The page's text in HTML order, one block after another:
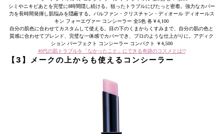
シミやニキビあとを完璧に8時間隠し続ける。狙ったトラブルにぴたっと密着。強力なカバー
力を長時間発揮し肌悩みを隠蔽する。パルファン・クリスチャン・ディオール ディオールス
キン フォーエヴァー コンシーラー 全5色 各￥4,100
自分の肌色に合わせてカスタムして使える。目の下のくまからくすみまで、自分の肌の色と
質感に合わせてブレンド、完璧な一体感でカバーでき、プロのような仕上がりに。アディク
ション パーフェクト コンシーラー コンパクト ￥4,500
40代の肌トラブルを「なかったこと」にできる奇跡のコスメとは!?
【3】メークの上からも使えるコンシーラー